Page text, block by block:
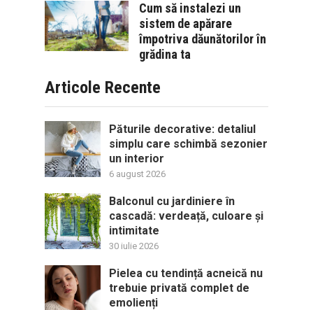
Cum să instalezi un
sistem de apărare
împotriva dăunătorilor în
grădina ta
Articole Recente
Păturile decorative: detaliul
simplu care schimbă sezonier
un interior
6 august 2026
Balconul cu jardiniere în
cascadă: verdeață, culoare și
intimitate
30 iulie 2026
Pielea cu tendință acneică nu
trebuie privată complet de
emolienți